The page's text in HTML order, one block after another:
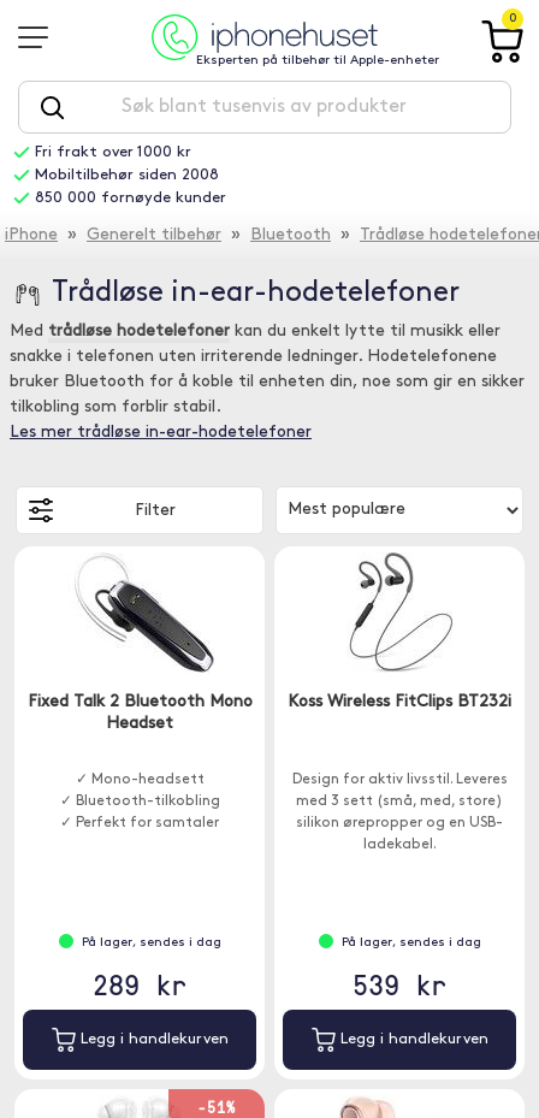
Eksperten på tilbehør til Apple-enheter
0
Fri frakt over 1000 kr
Mobiltilbehør siden 2008
850 000 fornøyde kunder
iPhone » Generelt tilbehør » Bluetooth » Trådløse
Trådløse in-ear-hodetelefoner
Med trådløse hodetelefoner kan du enkelt lytte til musikk eller
snakke i telefonen uten irriterende ledninger. Hodetelefonene
bruker Bluetooth for å koble til enheten din, noe som gir en sikker
tilkobling som forblir stabil.
Les mer trådløse in-ear-hodetelefoner
Filter
Fixed Talk 2 Bluetooth Mono
Headset
✓ Mono-headsett
✓ Bluetooth-tilkobling
✓ Perfekt for samtaler
På lager, sendes i dag
289 kr
Legg i handlekurven
Koss Wireless FitClips BT232i
Design for aktiv livsstil. Leveres
med 3 sett (små, med, store)
silikon ørepropper og en USB-
ladekabel.
På lager, sendes i dag
539 kr
Legg i handlekurven
-51%